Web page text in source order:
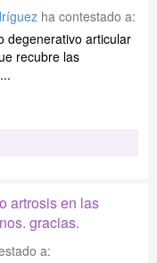
ha contestado a:
degenerativo articular
recubre las
artrosis en las
gracias.
a: